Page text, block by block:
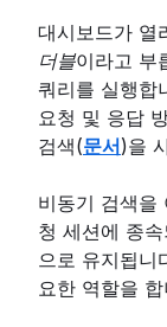
대시보드가 열
더블이라고 부
쿼리를 실행합
요청 및 응답
검색(문서)을
비동기 검색을
청 세션에 종
으로 유지됩니
요한 역할을 합